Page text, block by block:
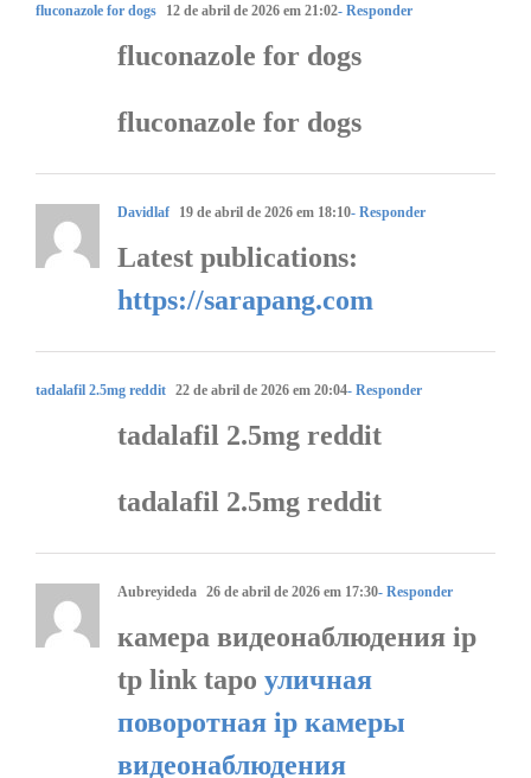
fluconazole for dogs 12 de abril de 2026 em 21:02- Responder
fluconazole for dogs
fluconazole for dogs
Davidlaf 19 de abril de 2026 em 18:10- Responder
Latest publications:
https://sarapang.com
tadalafil 2.5mg reddit 22 de abril de 2026 em 20:04- Responder
tadalafil 2.5mg reddit
tadalafil 2.5mg reddit
Aubreyideda 26 de abril de 2026 em 17:30- Responder
камера видеонаблюдения ip
tp link tapo уличная
поворотная ip камеры
видеонаблюдения